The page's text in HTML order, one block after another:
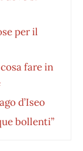
per il
fare in
d’Iseo
bollenti”